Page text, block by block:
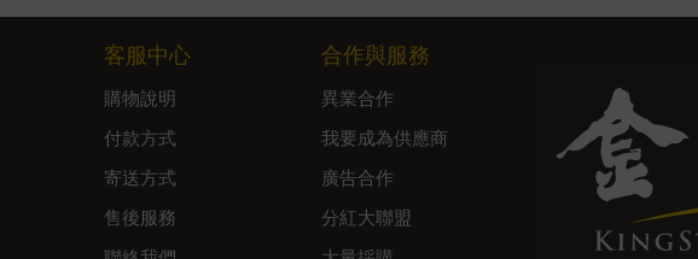
客服中心
購物說明
付款方式
寄送方式
售後服務
合作與服務
異業合作
我要成為供應商
廣告合作
分紅大聯盟